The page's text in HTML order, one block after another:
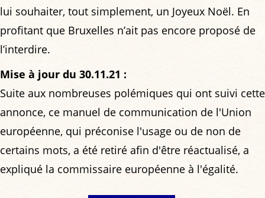
lui souhaiter, tout simplement, un Joyeux Noël. En
profitant que Bruxelles n’ait pas encore proposé de
l’interdire.
Mise à jour du 30.11.21 :
Suite aux nombreuses polémiques qui ont suivi cette
annonce, ce manuel de communication de l'Union
européenne, qui préconise l'usage ou de non de
certains mots, a été retiré afin d'être réactualisé, a
expliqué la commissaire européenne à l'égalité.